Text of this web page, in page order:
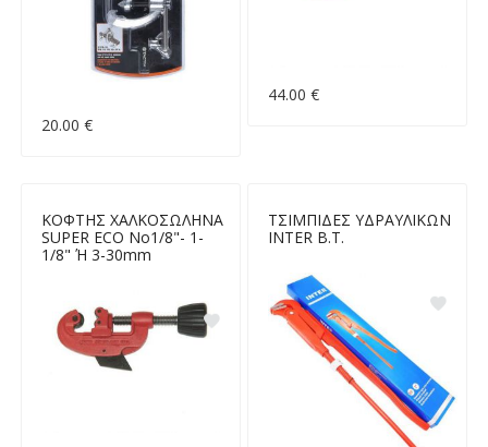
20.00 €
44.00 €
ΚΟΦΤΗΣ ΧΑΛΚΟΣΩΛΗΝΑ
SUPER ECO Νο1/8"- 1-
1/8" Ή 3-30mm
ΤΣΙΜΠΙΔΕΣ ΥΔΡΑΥΛΙΚΩΝ
INTER Β.Τ.